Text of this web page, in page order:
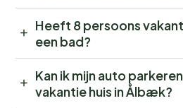
Heeft 8 persoons
een bad?
Kan ik mijn auto
vakantie huis in Ålbæk?